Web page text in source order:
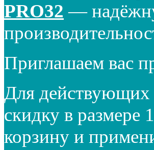
PRO32 —
Приглашаем вас
Для действующих
скидку в
корзину и